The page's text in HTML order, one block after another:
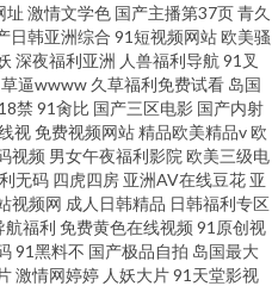
址 激情文学色 国产主播第37页青久
日韩亚洲综合 91短视频网站欧美骚
深夜福利亚洲 人兽福利导航 91叉
草逼wwww 久草福利免费试看 岛国
禁 91肏比 国产三区电影 国产内射
视免费视频网站精品欧美精品v欧
视频 男女午夜福利影院 欧美三级电
无码 四虎四房 亚洲AV在线豆花 亚
视频网 成人日韩精品 日韩福利专区
航福利 免费黄色在线视频 91原创视
91黑料不 国产极品自拍 岛国最大
激情网婷婷 人妖大片91天堂影视